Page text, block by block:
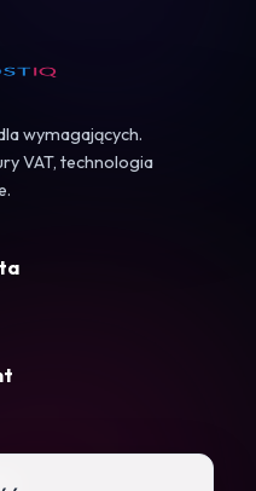
wymagających.
VAT, technologia